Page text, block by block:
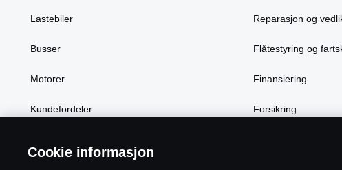
Lastebiler
Busser
Motorer
Kundefordeler
Reparasjon og
Flåtestyring og
Finansiering
Forsikring
Cookie informasjon